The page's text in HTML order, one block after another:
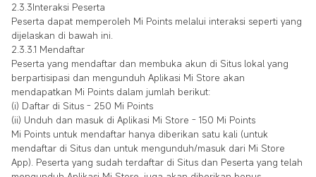
2.3.3Interaksi Peserta
Peserta dapat memperoleh Mi Points melalui interaksi seperti yang
dijelaskan di bawah ini.
2.3.3.1 Mendaftar
Peserta yang mendaftar dan membuka akun di Situs lokal yang
berpartisipasi dan mengunduh Aplikasi Mi Store akan
mendapatkan Mi Points dalam jumlah berikut:
(i) Daftar di Situs - 250 Mi Points
(ii) Unduh dan masuk di Aplikasi Mi Store - 150 Mi Points
Mi Points untuk mendaftar hanya diberikan satu kali (untuk
mendaftar di Situs dan untuk mengunduh/masuk dari Mi Store
App). Peserta yang sudah terdaftar di Situs dan Peserta yang telah